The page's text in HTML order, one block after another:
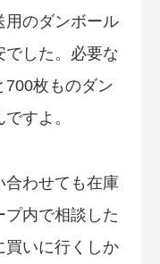
用のダンボール
でした。必要な
700枚ものダン
すよ。
合わせても在庫
内で相談した
買いに行くしか